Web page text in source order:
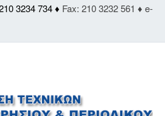
3234 734 ♦ Fax: 210 3232 561 ♦ e-